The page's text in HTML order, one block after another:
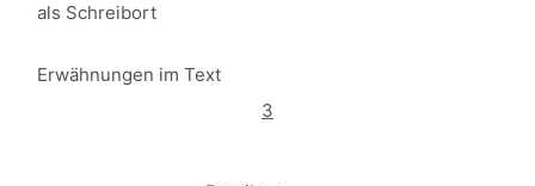
als Schreibort
Erwähnungen im Text
3